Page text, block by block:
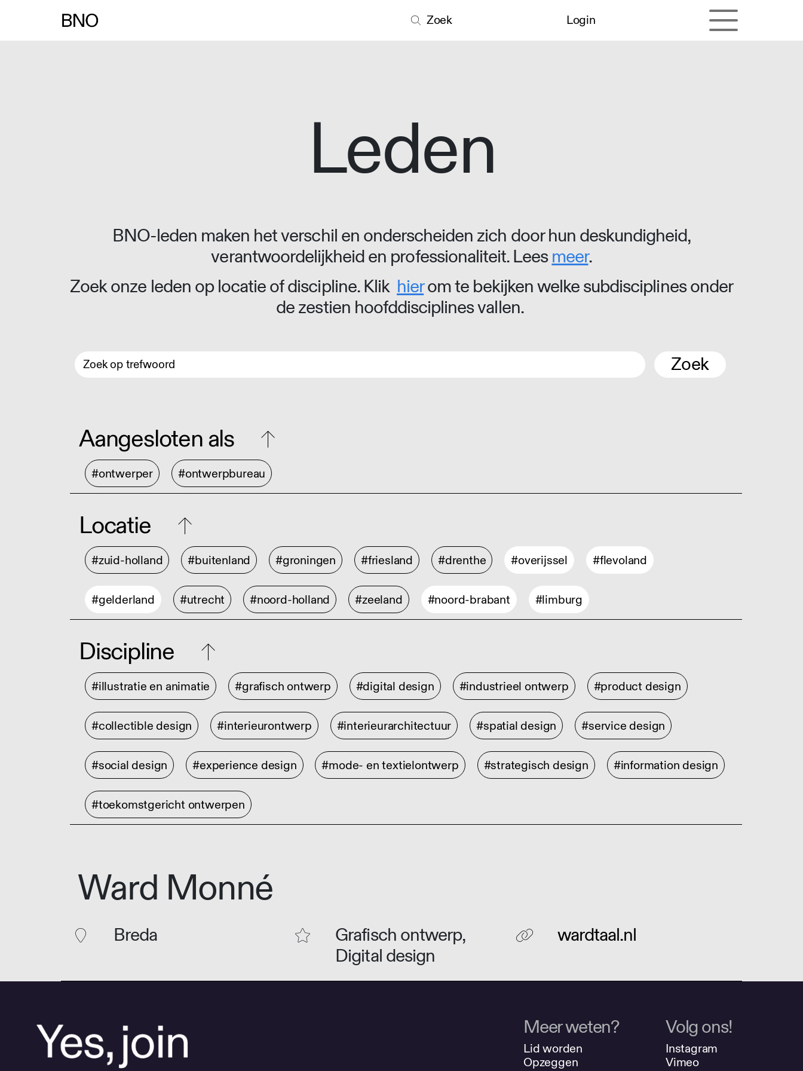
Zoek Login
Leden
BNO-leden maken het verschil en onderscheiden zich door hun deskundigheid,
verantwoordelijkheid en professionaliteit. Leesmeer.
Zoek onze leden op locatie of discipline. Klik hierom te bekijken welke subdisciplines onder
de zestien hoofddisciplines vallen.
Zoek
Aangesloten als
#ontwerper #ontwerpbureau
Locatie
#zuid-holland #buitenland #groningen #friesland #drenthe #overijssel #flevoland
#gelderland #utrecht #noord-holland #zeeland #noord-brabant #limburg
Discipline
#illustratie en animatie #grafisch ontwerp #digital design #industrieel ontwerp #product design
#collectible design #interieurontwerp #interieurarchitectuur #spatial design #service design
#social design #experience design #mode- en textielontwerp #strategisch design #information design
#toekomstgericht ontwerpen
Ward Monné
Breda
Grafisch ontwerp,
Digital design
wardtaal.nl
Meer weten?
Lid worden
Opzeggen
Volg ons!
Instagram
Vimeo